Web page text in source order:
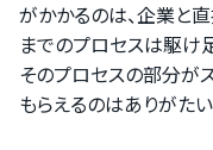
がかかるのは、企業と直
までのプロセスは駆け
そのプロセスの部分が
もらえるのはありがたい